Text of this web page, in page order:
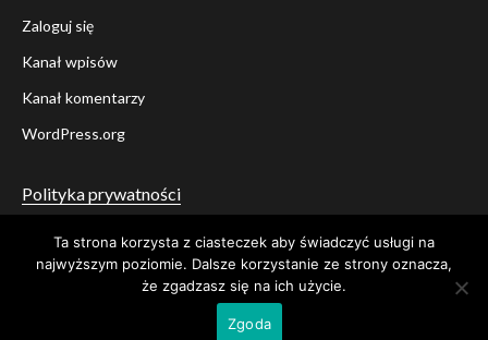
Zaloguj się
Kanał wpisów
Kanał komentarzy
WordPress.org
Polityka prywatności
TwitterFacebook
YouTubeInstagram
© Stowarzyszenie Pamięci i Świadectwa A. B. Lane
przez AF themes.
Ta strona korzysta z ciasteczek aby świadczyć usługi na
najwyższym poziomie. Dalsze korzystanie ze strony oznacza,
że zgadzasz się na ich użycie.
Zgoda